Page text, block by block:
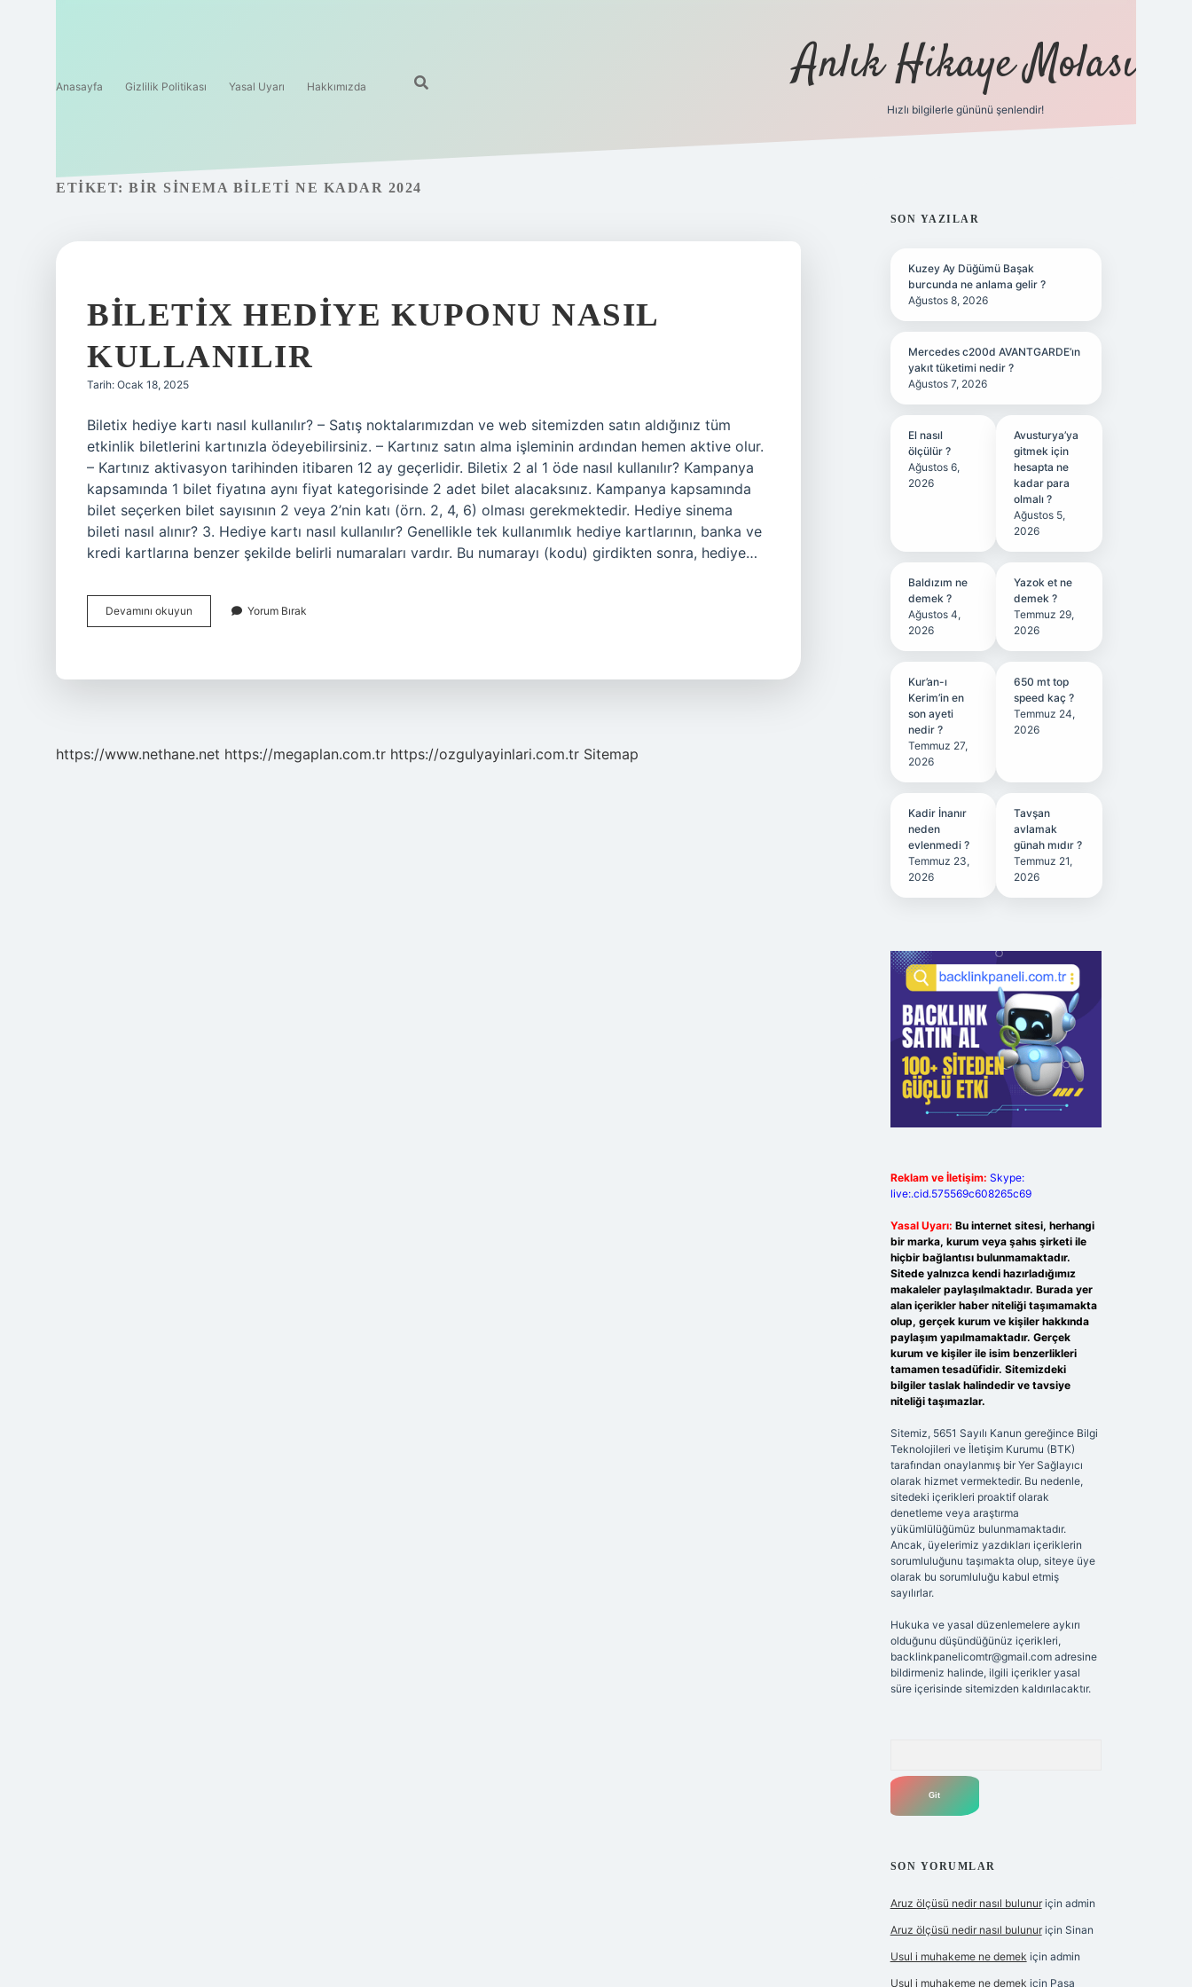
Anasayfa Gizlilik Politikası Yasal Uyarı Hakkımızda Anlık Hikaye Molası
Hızlı bilgilerle gününü şenlendir!
ETIKET: BIR SINEMA BILETI NE KADAR 2024
BILETIX HEDIYE KUPONU NASIL
KULLANILIR
Tarih: Ocak 18, 2025
Biletix hediye kartı nasıl kullanılır? – Satış noktalarımızdan ve web sitemizden satın aldığınız tüm
etkinlik biletlerini kartınızla ödeyebilirsiniz. – Kartınız satın alma işleminin ardından hemen aktive olur.
– Kartınız aktivasyon tarihinden itibaren 12 ay geçerlidir. Biletix 2 al 1 öde nasıl kullanılır? Kampanya
kapsamında 1 bilet fiyatına aynı fiyat kategorisinde 2 adet bilet alacaksınız. Kampanya kapsamında
bilet seçerken bilet sayısının 2 veya 2’nin katı (örn. 2, 4, 6) olması gerekmektedir. Hediye sinema
bileti nasıl alınır? 3. Hediye kartı nasıl kullanılır? Genellikle tek kullanımlık hediye kartlarının, banka ve
kredi kartlarına benzer şekilde belirli numaraları vardır. Bu numarayı (kodu) girdikten sonra, hediye…
Devamını okuyun
Hediye
Yorum Bırak
https://www.nethane.net https://megaplan.com.tr https://ozgulyayinlari.com.tr Sitemap
SIDEBAR
SON YAZILAR
Kuzey Ay Düğümü Başak
burcunda ne anlama gelir ?
Ağustos 8, 2026
Mercedes c200d AVANTGARDE’ın
yakıt tüketimi nedir ?
Ağustos 7, 2026
El nasıl
ölçülür ?
Ağustos 6,
2026
Avusturya’ya
gitmek için
hesapta ne
kadar para
olmalı ?
Ağustos 5,
2026
Baldızım ne
demek ?
Ağustos 4,
2026
Yazok et ne
demek ?
Temmuz 29,
2026
Kur’an-ı
Kerim’in en
son ayeti
nedir ?
Temmuz 27,
2026
650 mt top
speed kaç ?
Temmuz 24,
2026
Kadir İnanır
neden
evlenmedi ?
Temmuz 23,
2026
Tavşan
avlamak
günah mıdır ?
Temmuz 21,
2026
Reklam ve İletişim: Skype:
live:.cid.575569c608265c69
Yasal Uyarı: Bu internet sitesi, herhangi
bir marka, kurum veya şahıs şirketi ile
hiçbir bağlantısı bulunmamaktadır.
Sitede yalnızca kendi hazırladığımız
makaleler paylaşılmaktadır. Burada yer
alan içerikler haber niteliği taşımamakta
olup, gerçek kurum ve kişiler hakkında
paylaşım yapılmamaktadır. Gerçek
kurum ve kişiler ile isim benzerlikleri
tamamen tesadüfidir. Sitemizdeki
bilgiler taslak halindedir ve tavsiye
niteliği taşımazlar.
Sitemiz, 5651 Sayılı Kanun gereğince Bilgi
Teknolojileri ve İletişim Kurumu (BTK)
tarafından onaylanmış bir Yer Sağlayıcı
olarak hizmet vermektedir. Bu nedenle,
sitedeki içerikleri proaktif olarak
denetleme veya araştırma
yükümlülüğümüz bulunmamaktadır.
Ancak, üyelerimiz yazdıkları içeriklerin
sorumluluğunu taşımakta olup, siteye üye
olarak bu sorumluluğu kabul etmiş
sayılırlar.
Hukuka ve yasal düzenlemelere aykırı
olduğunu düşündüğünüz içerikleri,
backlinkpanelicomtr@gmail.comadresine
bildirmeniz halinde, ilgili içerikler yasal
süre içerisinde sitemizden kaldırılacaktır.
SON YORUMLAR
Aruz ölçüsü nedir nasıl bulunuriçin admin
Aruz ölçüsü nedir nasıl bulunuriçin Sinan
Usul i muhakeme ne demek için admin
Usul i muhakeme ne demek için Paşa